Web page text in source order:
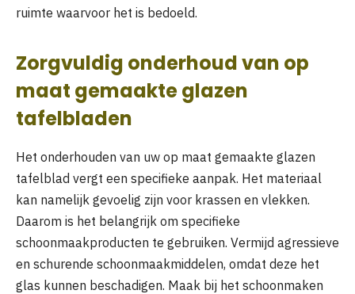
ruimte waarvoor het is bedoeld.
Zorgvuldig onderhoud van op
maat gemaakte glazen
tafelbladen
Het onderhouden van uw op maat gemaakte glazen
tafelblad vergt een specifieke aanpak. Het materiaal
kan namelijk gevoelig zijn voor krassen en vlekken.
Daarom is het belangrijk om specifieke
schoonmaakproducten te gebruiken. Vermijd agressieve
en schurende schoonmaakmiddelen, omdat deze het
glas kunnen beschadigen. Maak bij het schoonmaken